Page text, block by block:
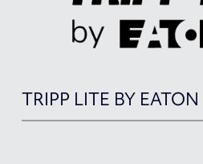
TRIPP LITE BY EATON